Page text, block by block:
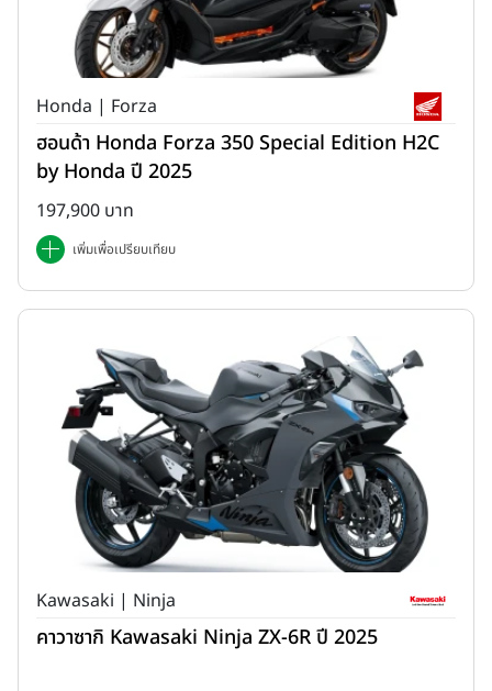
Honda | Forza
ฮอนด้า Honda Forza 350 Special Edition H2C
by Honda ปี 2025
197,900 บาท
เพิ่มเพื่อเปรียบเทียบ
Kawasaki | Ninja
คาวาซากิ Kawasaki Ninja ZX-6R ปี 2025